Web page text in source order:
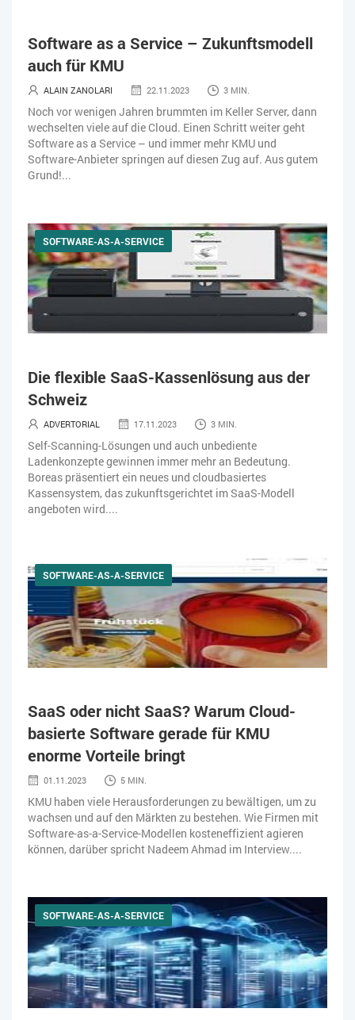
Software as a Service – Zukunftsmodell
auch für KMU
ALAIN ZANOLARI 22.11.2023 3 MIN.
Noch vor wenigen Jahren brummten im Keller Server, dann
wechselten viele auf die Cloud. Einen Schritt weiter geht
Software as a Service – und immer mehr KMU und
Software-Anbieter springen auf diesen Zug auf. Aus gutem
Grund!...
SOFTWARE-AS-A-SERVICE
Die flexible SaaS-Kassenlösung aus der
Schweiz
ADVERTORIAL 17.11.2023 3 MIN.
Self-Scanning-Lösungen und auch unbediente
Ladenkonzepte gewinnen immer mehr an Bedeutung.
Boreas präsentiert ein neues und cloudbasiertes
Kassensystem, das zukunftsgerichtet im SaaS-Modell
angeboten wird....
SOFTWARE-AS-A-SERVICE
SaaS oder nicht SaaS? Warum Cloud-
basierte Software gerade für KMU
enorme Vorteile bringt
01.11.2023 5 MIN.
KMU haben viele Herausforderungen zu bewältigen, um zu
wachsen und auf den Märkten zu bestehen. Wie Firmen mit
Software-as-a-Service-Modellen kosteneffizient agieren
können, darüber spricht Nadeem Ahmad im Interview....
SOFTWARE-AS-A-SERVICE